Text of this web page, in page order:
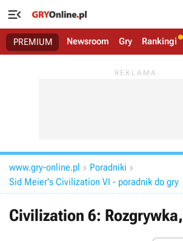

PREMIUM Newsroom Gry Rankingi
www.gry-online.pl  Poradniki 
Sid Meier's Civilization VI - poradnik do gry
Civilization 6: